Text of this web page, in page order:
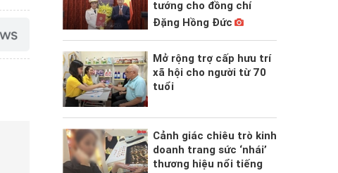
tướng cho đồng chí
Đặng Hồng Đức
Mở rộng trợ cấp hưu trí
xã hội cho người từ 70
tuổi
Cảnh giác chiêu trò kinh
doanh trang sức ‘nhái’
thương hiệu nổi tiếng